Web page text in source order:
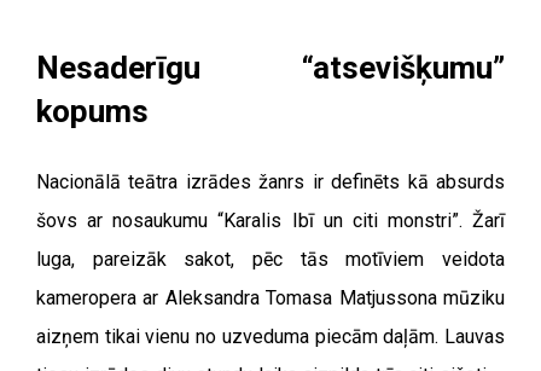
Nesaderīgu “atsevišķumu”
kopums
Nacionālā teātra izrādes žanrs ir definēts kā absurds
šovs ar nosaukumu “Karalis Ibī un citi monstri”. Žarī
luga, pareizāk sakot, pēc tās motīviem veidota
kameropera ar Aleksandra Tomasa Matjussona mūziku
aizņem tikai vienu no uzveduma piecām daļām. Lauvas